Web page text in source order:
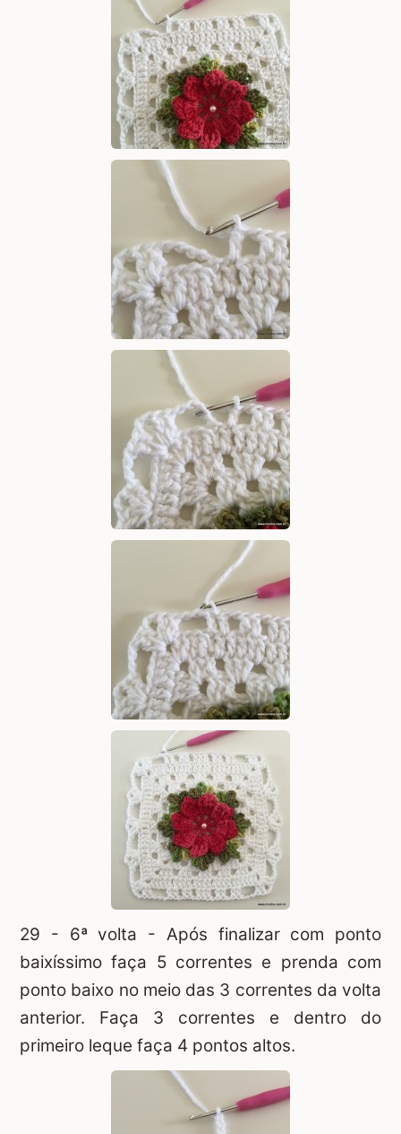
29 - 6ª volta - Após finalizar com ponto
baixíssimo faça 5 correntes e prenda com
ponto baixo no meio das 3 correntes da volta
anterior. Faça 3 correntes e dentro do
primeiro leque faça 4 pontos altos.